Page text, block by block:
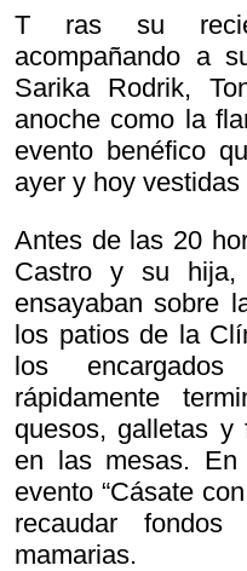
T ras su
acompañando a
Sarika Rodrik,
anoche como la
evento benéfico
ayer y hoy vestidas
Antes de las 20
Castro y su hija,
ensayaban sobre
los patios de la
los
rápidamente
quesos, galletas y
en las mesas. En
evento “Cásate
recaudar fondos
mamarias.